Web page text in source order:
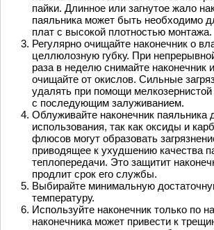
пайки. Длинное или загнутое жало
паяльника может быть необходимо
плат с высокой плотностью монтажа.
Регулярно очищайте наконечник о
целлюлозную губку. При
раза в неделю снимайте наконечник
очищайте от окислов. Сильные
удалять при помощи
с последующим залуживанием.
Облуживайте наконечник паяльника
использования, так как оксиды и
флюсов могут образовать
приводящее к ухудшению качества
теплопередачи. Это защитит
продлит срок его службы.
Выбирайте минимальную
температуру.
Используйте наконечник только по
наконечника может привести к